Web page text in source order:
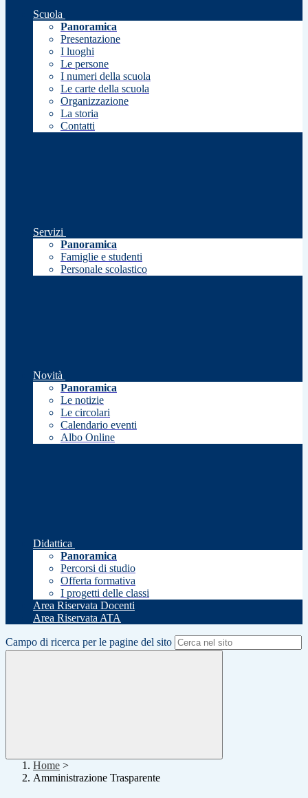
Scuola
Panoramica
Presentazione
I luoghi
Le persone
I numeri della scuola
Le carte della scuola
Organizzazione
La storia
Contatti
Servizi
Panoramica
Famiglie e studenti
Personale scolastico
Novità
Panoramica
Le notizie
Le circolari
Calendario eventi
Albo Online
Didattica
Panoramica
Percorsi di studio
Offerta formativa
I progetti delle classi
Area Riservata Docenti
Area Riservata ATA
Campo di ricerca per le pagine del sito
Home >
Amministrazione Trasparente